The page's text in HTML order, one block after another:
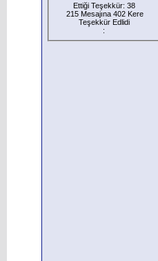
Ettiği Teşekkür: 38
215 Mesajına 402 Kere
Teşekkür Edlidi
: